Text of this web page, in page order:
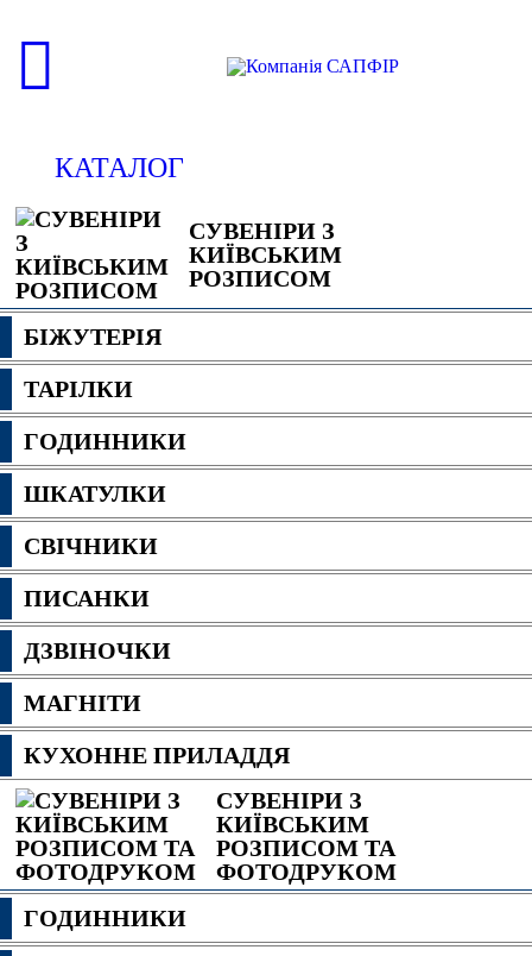
КАТАЛОГ
СУВЕНІРИ З
КИЇВСЬКИМ
РОЗПИСОМ
БІЖУТЕРІЯ
ТАРІЛКИ
ГОДИННИКИ
ШКАТУЛКИ
СВІЧНИКИ
ПИСАНКИ
ДЗВІНОЧКИ
МАГНІТИ
КУХОННЕ ПРИЛАДДЯ
СУВЕНІРИ З
КИЇВСЬКИМ
РОЗПИСОМ ТА
ФОТОДРУКОМ
ГОДИННИКИ